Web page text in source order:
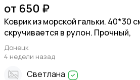
от 650 ₽
Коврик из морской гальки. 40*30
скручивается в рулон. Прочный,
Донецк
4 недели назад
Светлана